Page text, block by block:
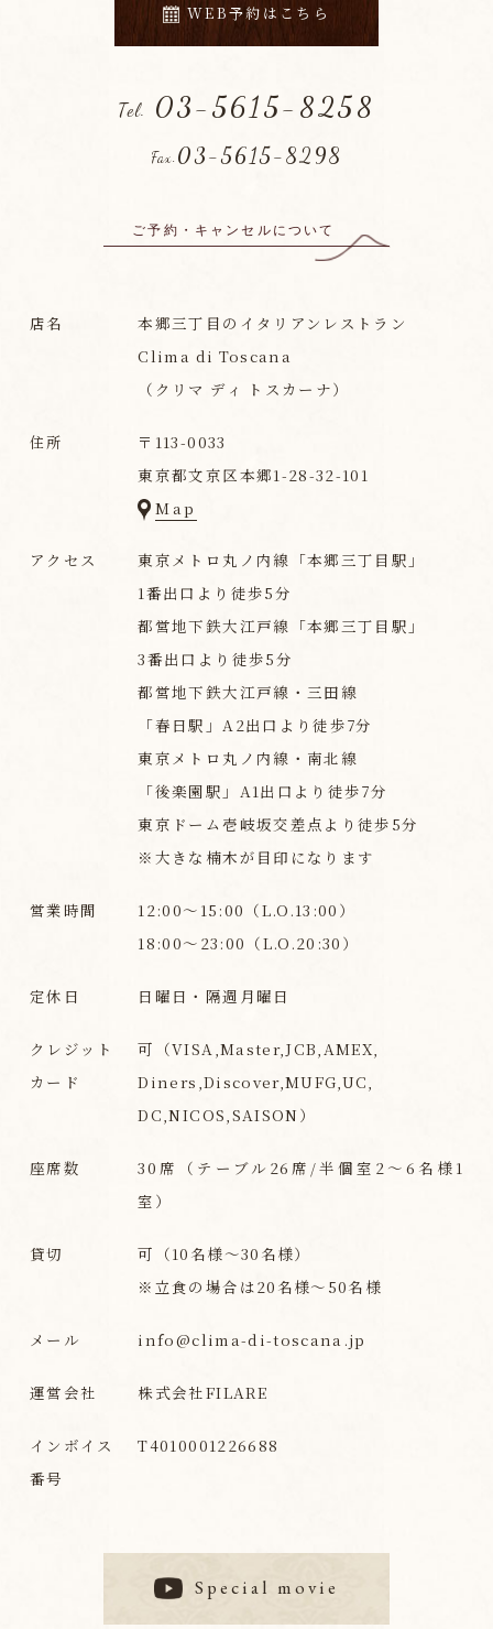
WEB予約はこちら
Tel. 03-5615-8258
Fax. 03-5615-8298
ご予約・キャンセルについて
店名
本郷三丁目のイタリアンレストラン
Clima di Toscana
（クリマ ディ トスカーナ）
住所
〒113-0033
東京都文京区本郷1-28-32-101
Map
アクセス
東京メトロ丸ノ内線「本郷三丁目駅」
1番出口より徒歩5分
都営地下鉄大江戸線「本郷三丁目駅」
3番出口より徒歩5分
都営地下鉄大江戸線・三田線
「春日駅」A2出口より徒歩7分
東京メトロ丸ノ内線・南北線
「後楽園駅」A1出口より徒歩7分
東京ドーム壱岐坂交差点より徒歩5分
※大きな楠木が目印になります
営業時間
12:00～15:00（L.O.13:00）
18:00～23:00（L.O.20:30）
定休日 日曜日・隔週月曜日
クレジット
カード
可（VISA,Master,JCB,AMEX,
Diners,Discover,MUFG,UC,
DC,NICOS,SAISON）
座席数
30席（テーブル26席/半個室2～6名様1
室）
貸切
可（10名様～30名様）
※立食の場合は20名様～50名様
メール info@clima-di-toscana.jp
運営会社 株式会社FILARE
インボイス
番号
T4010001226688
Special movie